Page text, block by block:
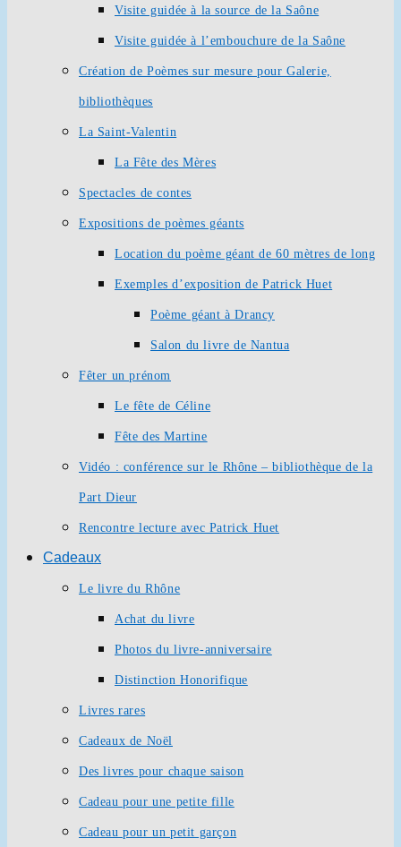
Visite guidée à la source de la Saône
Visite guidée à l’embouchure de la Saône
Création de Poèmes sur mesure pour Galerie,
bibliothèques
La Saint-Valentin
La Fête des Mères
Spectacles de contes
Expositions de poèmes géants
Location du poème géant de 60 mètres de long
Exemples d’exposition de Patrick Huet
Poème géant à Drancy
Salon du livre de Nantua
Fêter un prénom
Le fête de Céline
Fête des Martine
Vidéo : conférence sur le Rhône – bibliothèque de la
Part Dieur
Rencontre lecture avec Patrick Huet
Cadeaux
Le livre du Rhône
Achat du livre
Photos du livre-anniversaire
Distinction Honorifique
Livres rares
Cadeaux de Noël
Des livres pour chaque saison
Cadeau pour une petite fille
Cadeau pour un petit garçon